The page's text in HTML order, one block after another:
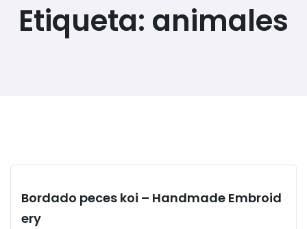
Etiqueta: animales
Bordado peces koi – Handmade Embroid
ery